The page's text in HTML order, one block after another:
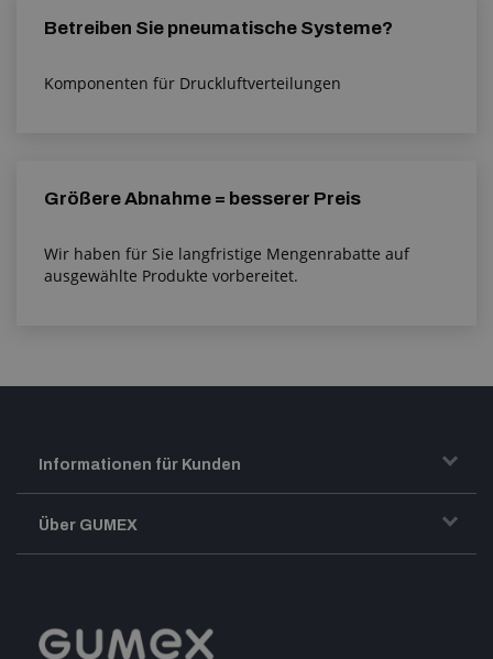
Betreiben Sie pneumatische Systeme?
Komponenten für Druckluftverteilungen
Größere Abnahme = besserer Preis
Wir haben für Sie langfristige Mengenrabatte auf
ausgewählte Produkte vorbereitet.
Informationen für Kunden
Transport und Warenversand
Reklamation
Über GUMEX
GUMEX stellt sich vor